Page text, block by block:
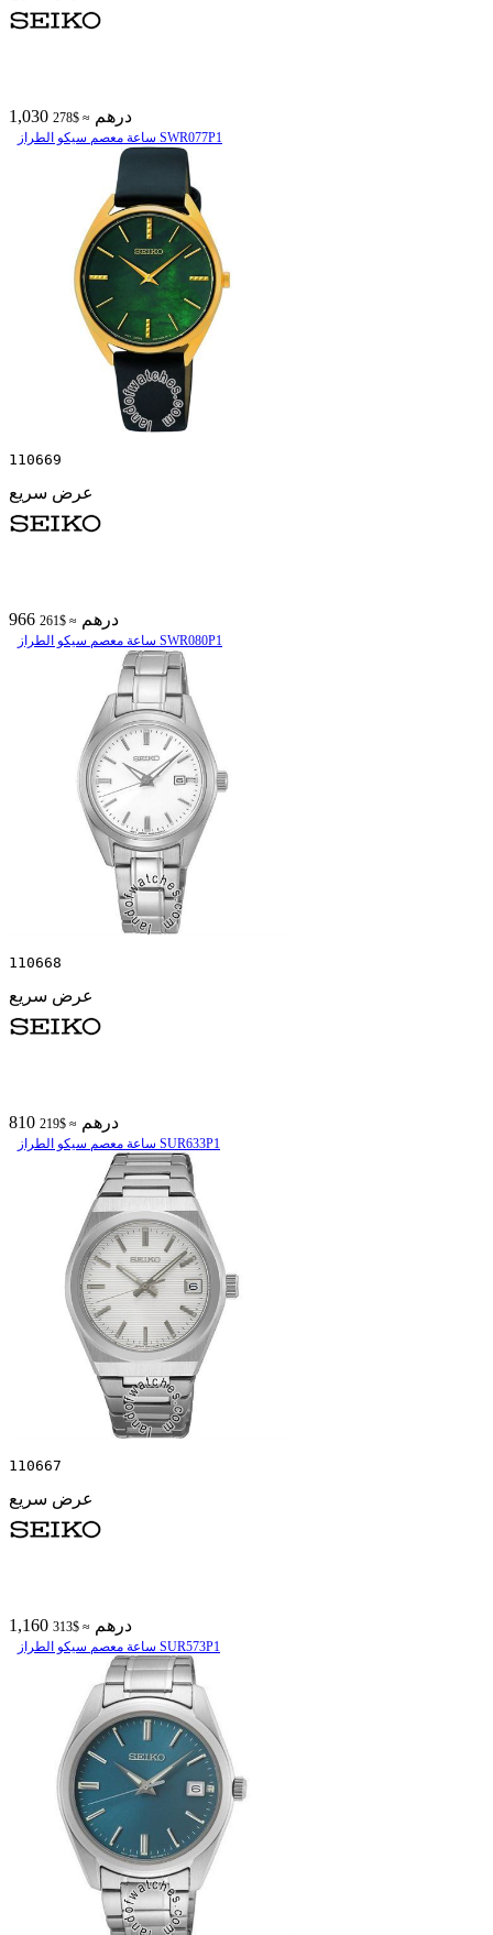
1,030 درهم ≈ $278
ساعة معصم سیکو الطراز SWR077P1
110669
عرض سريع
966 درهم ≈ $261
ساعة معصم سیکو الطراز SWR080P1
110668
عرض سريع
810 درهم ≈ $219
ساعة معصم سیکو الطراز SUR633P1
110667
عرض سريع
1,160 درهم ≈ $313
ساعة معصم سیکو الطراز SUR573P1